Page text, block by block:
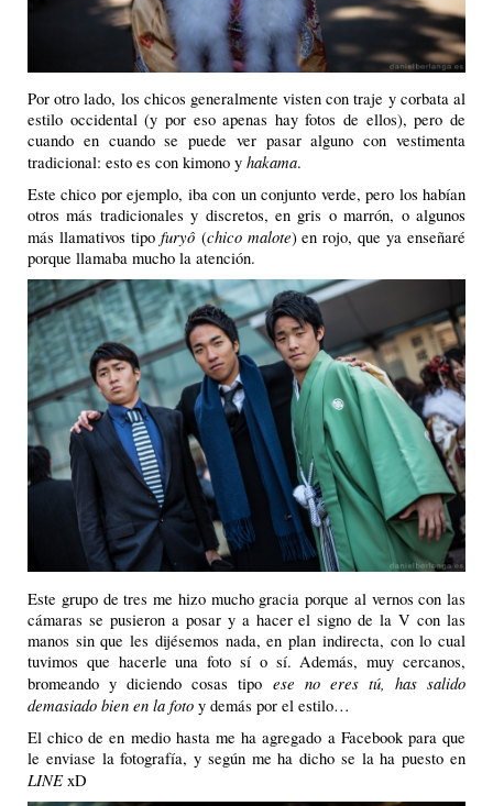
Por otro lado, los chicos generalmente visten con traje y corbata al
estilo occidental (y por eso apenas hay fotos de ellos), pero de
cuando en cuando se puede ver pasar alguno con vestimenta
tradicional: esto es con kimono y hakama.
Este chico por ejemplo, iba con un conjunto verde, pero los habían
otros más tradicionales y discretos, en gris o marrón, o algunos
más llamativos tipo furyô(chico malote) en rojo, que ya enseñaré
porque llamaba mucho la atención.
Este grupo de tres me hizo mucho gracia porque al vernos con las
cámaras se pusieron a posar y a hacer el signo de la V con las
manos sin que les dijésemos nada, en plan indirecta, con lo cual
tuvimos que hacerle una foto sí o sí. Además, muy cercanos,
bromeando y diciendo cosas tipo ese no eres tú, has salido
demasiado bien en la foto y demás por el estilo…
El chico de en medio hasta me ha agregado a Facebook para que
le enviase la fotografía, y según me ha dicho se la ha puesto en
LINExD